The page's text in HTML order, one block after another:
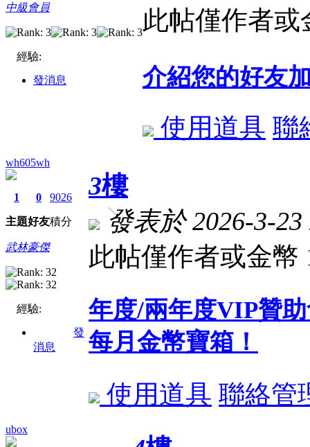
中級會員
經驗:
發消息
此帖僅作者或
介紹您的好友
使用道具 聯
wh605wh
1
主題
0
好友
9026
積分
武林豪傑
經驗:
發
消息
3樓
發表於 2026-3-
此帖僅作者或金幣
年度/兩年度VIP贊
每月金幣寶箱！
使用道具 聯絡管
ubox